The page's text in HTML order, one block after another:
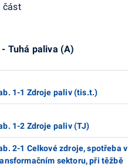
část
Tuhá paliva (A)
1-1 Zdroje paliv (tis.t.)
1-2 Zdroje paliv (TJ)
2-1 Celkové zdroje, spotřeba v
sektoru, při těžbě